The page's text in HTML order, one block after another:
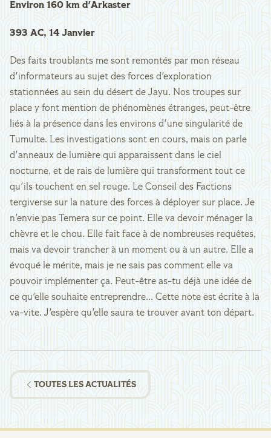
Environ 160 km d'Arkaster
393 AC, 14 Janvier
Des faits troublants me sont remontés par mon réseau
d'informateurs au sujet des forces d'exploration
stationnées au sein du désert de Jayu. Nos troupes sur
place y font mention de phénomènes étranges, peut-être
liés à la présence dans les environs d'une singularité de
Tumulte. Les investigations sont en cours, mais on parle
d'anneaux de lumière qui apparaissent dans le ciel
nocturne, et de rais de lumière qui transforment tout ce
qu'ils touchent en sel rouge. Le Conseil des Factions
tergiverse sur la nature des forces à déployer sur place. Je
n'envie pas Temera sur ce point. Elle va devoir ménager la
chèvre et le chou. Elle fait face à de nombreuses requêtes,
mais va devoir trancher à un moment ou à un autre. Elle a
évoqué le mérite, mais je ne sais pas comment elle va
pouvoir implémenter ça. Peut-être as-tu déjà une idée de
ce qu'elle souhaite entreprendre... Cette note est écrite à la
va-vite. J'espère qu'elle saura te trouver avant ton départ.
TOUTES LES ACTUALITÉS